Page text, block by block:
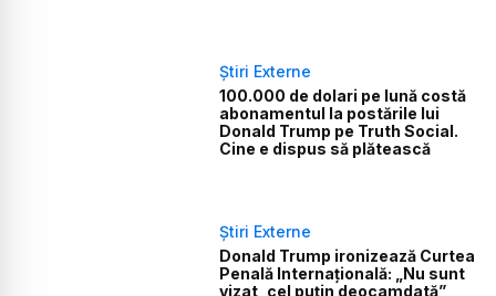
Știri Externe
100.000 de dolari pe lună costă
abonamentul la postările lui
Donald Trump pe Truth Social.
Cine e dispus să plătească
Știri Externe
Donald Trump ironizează Curtea
Penală Internațională: „Nu sunt
vizat, cel puțin deocamdată”